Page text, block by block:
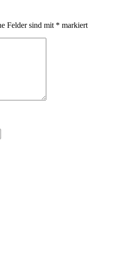
Felder sind mit * markiert